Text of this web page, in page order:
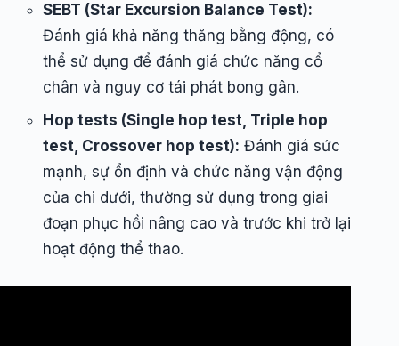
SEBT (Star Excursion Balance Test):
Đánh giá khả năng thăng bằng động, có
thể sử dụng để đánh giá chức năng cổ
chân và nguy cơ tái phát bong gân.
Hop tests (Single hop test, Triple hop
test, Crossover hop test): Đánh giá sức
mạnh, sự ổn định và chức năng vận động
của chi dưới, thường sử dụng trong giai
đoạn phục hồi nâng cao và trước khi trở lại
hoạt động thể thao.